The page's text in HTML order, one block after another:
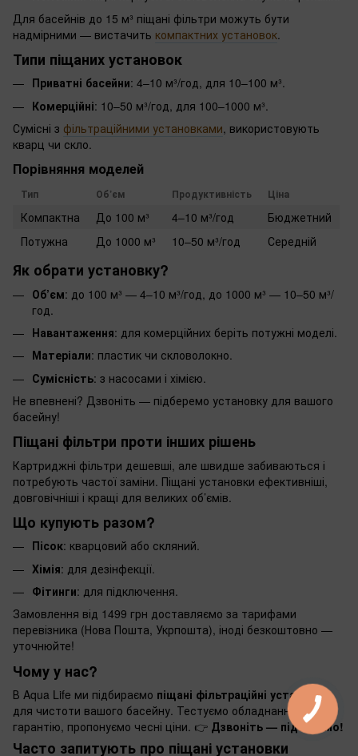
Для басейнів до 15 м³ піщані фільтри можуть бути
надмірними — вистачить компактних установок.
Типи піщаних установок
Приватні басейни: 4–10 м³/год, для 10–100 м³.
Комерційні: 10–50 м³/год, для 100–1000 м³.
Сумісні з фільтраційними установками, використовують
кварц чи скло.
Порівняння моделей
Тип Об’єм Продуктивність Ціна
Компактна До 100 м³ 4–10 м³/год
Бюджетний
Потужна
До 1000 м³ 10–50 м³/год Середній
Як обрати установку?
Об’єм: до 100 м³ — 4–10 м³/год, до 1000 м³ — 10–50 м³/
год.
Навантаження: для комерційних беріть потужні моделі.
Матеріали: пластик чи скловолокно.
Сумісність: з насосами і хімією.
Не впевнені? Дзвоніть — підберемо установку для вашого
басейну!
Піщані фільтри проти інших рішень
Картриджні фільтри дешевші, але швидше забиваються і
потребують частої заміни. Піщані установки ефективніші,
довговічніші і кращі для великих об’ємів.
Що купують разом?
Пісок: кварцовий або скляний.
Хімія: для дезінфекції.
Фітинги: для підключення.
Замовлення від 1499 грн доставляємо за тарифами
перевізника (Нова Пошта, Укрпошта), іноді безкоштовно —
уточнюйте!
Чому у нас?
В Aqua Life ми підбираємо піщані фільтраційні установки
для чистоти вашого басейну. Тестуємо обладнання, даємо
гарантію, пропонуємо чесні ціни. 👉 Дзвоніть — підберемо!
Часто запитують про піщані установки